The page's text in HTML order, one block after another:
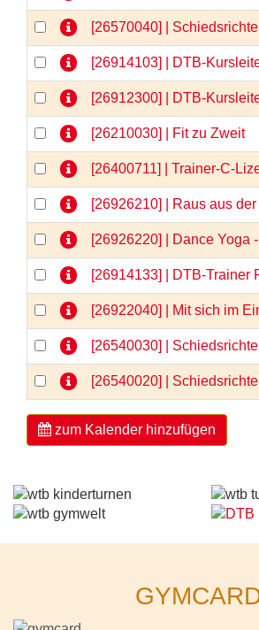
[26570040] |
[26914103] | DTB-
[26912300] | DTB-
[26210030] | Fit zu Zweit
[26400711] | Trainer-C-
[26926210] | Raus aus
[26926220] | Dance Yoga
[26914133] | DTB-Trainer
[26922040] | Mit sich im
[26540030] |
[26540020] |
zum Kalender hinzufügen